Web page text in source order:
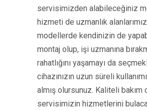
servisimizden alabileceğiniz
hizmeti de uzmanlık
modellerde kendinizin de
montaj olup, işi uzmanına
rahatlığını yaşamayı da
cihazınızın uzun süreli
almış olursunuz. Kaliteli bakım
servisimizin hizmetlerini